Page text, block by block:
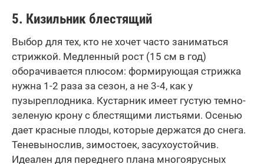
5. Кизильник блестящий
Выбор для тех, кто не хочет часто заниматься
стрижкой. Медленный рост (15 см в год)
оборачивается плюсом: формирующая стрижка
нужна 1-2 раза за сезон, а не 3-4, как у
пузыреплодника. Кустарник имеет густую темно-
зеленую крону с блестящими листьями. Осенью
дает красные плоды, которые держатся до снега.
Теневынослив, зимостоек, засухоустойчив.
Идеален для переднего плана многоярусных